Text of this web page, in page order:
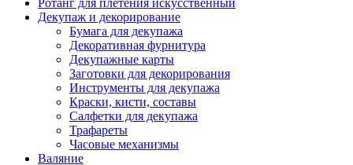
Ротанг для плетения искусственный
Декупаж и декорирование
Бумага для декупажа
Декоративная фурнитура
Декупажные карты
Заготовки для декорирования
Инструменты для декупажа
Краски, кисти, составы
Салфетки для декупажа
Трафареты
Часовые механизмы
Валяние